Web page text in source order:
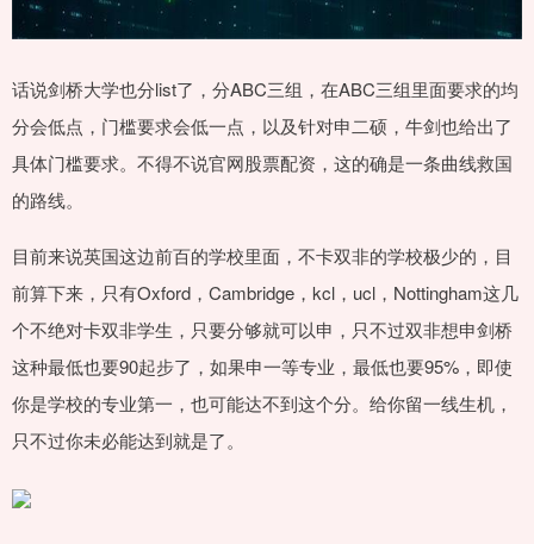
话说剑桥大学也分list了，分ABC三组，在ABC三组里面要求的均
分会低点，门槛要求会低一点，以及针对申二硕，牛剑也给出了
具体门槛要求。不得不说官网股票配资，这的确是一条曲线救国
的路线。
目前来说英国这边前百的学校里面，不卡双非的学校极少的，目
前算下来，只有Oxford，Cambridge，kcl，ucl，Nottingham这几
个不绝对卡双非学生，只要分够就可以申，只不过双非想申剑桥
这种最低也要90起步了，如果申一等专业，最低也要95%，即使
你是学校的专业第一，也可能达不到这个分。给你留一线生机，
只不过你未必能达到就是了。